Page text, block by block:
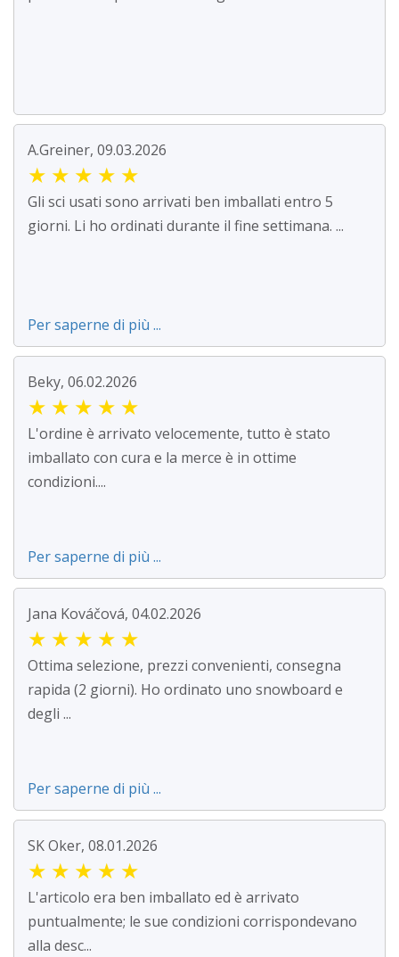
A.Greiner, 09.03.2026
★ ★ ★ ★ ★
Gli sci usati sono arrivati ben imballati entro 5
giorni. Li ho ordinati durante il fine settimana. ...
Per saperne di più ...
Beky, 06.02.2026
★ ★ ★ ★ ★
L'ordine è arrivato velocemente, tutto è stato
imballato con cura e la merce è in ottime
condizioni....
Per saperne di più ...
Jana Kováčová, 04.02.2026
★ ★ ★ ★ ★
Ottima selezione, prezzi convenienti, consegna
rapida (2 giorni). Ho ordinato uno snowboard e
degli ...
Per saperne di più ...
SK Oker, 08.01.2026
★ ★ ★ ★ ★
L'articolo era ben imballato ed è arrivato
puntualmente; le sue condizioni corrispondevano
alla desc...